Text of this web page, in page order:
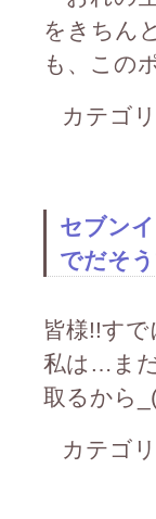
をきちん
も、この
カテゴ
セブン
でだそ
皆様!!す
私は…ま
取るから
カテゴ